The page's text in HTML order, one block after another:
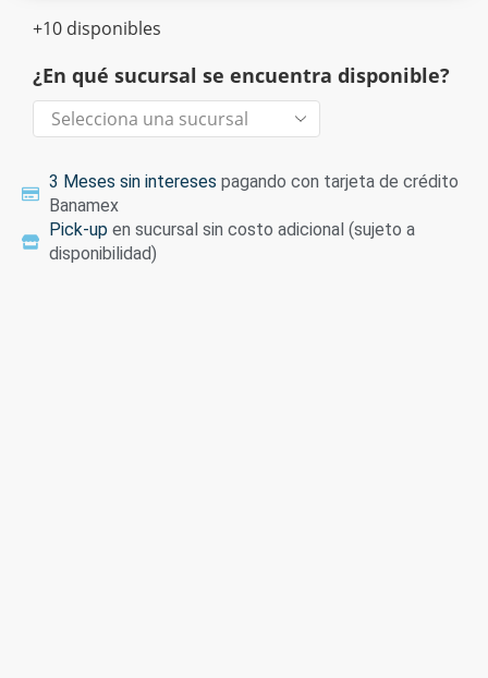
+10 disponibles
¿En qué sucursal se encuentra disponible?
3 Meses sin intereses pagando con tarjeta de crédito
Banamex
Pick-up en sucursal sin costo adicional (sujeto a
disponibilidad)